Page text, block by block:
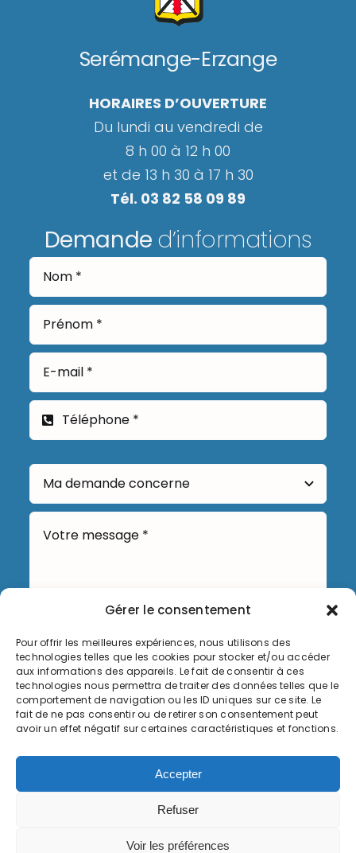
Gérer le consentement
Pour offrir les meilleures expériences, nous utilisons des
technologies telles que les cookies pour stocker et/ou accéder
aux informations des appareils. Le fait de consentir à ces
technologies nous permettra de traiter des données telles que le
comportement de navigation ou les ID uniques sur ce site. Le
fait de ne pas consentir ou de retirer son consentement peut
avoir un effet négatif sur certaines caractéristiques et fonctions.
Accepter
Refuser
Voir les préférences
Serémange-Erzange
HORAIRES D’OUVERTURE
Du lundi au vendredi de
8 h 00 à 12 h 00
et de 13 h 30 à 17 h 30
Tél. 03 82 58 09 89
Demande d’informations
Envoyer
Informations légales
Politique de cookies (UE)
tous droits réservés